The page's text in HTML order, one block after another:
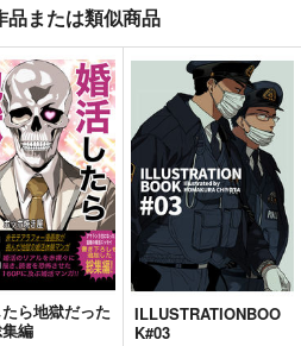
であの娘がぱ
見せてくる本
（税込）
ル
サンプル
カート
まぐ太ノート16冊
目 The Bunny's Tail 2
C-ARTS
1,430円（税込）
オリジナル
サンプル
カート
品または類似商品
ら地獄だった
編
ILLUSTRATIONBOO
K#03